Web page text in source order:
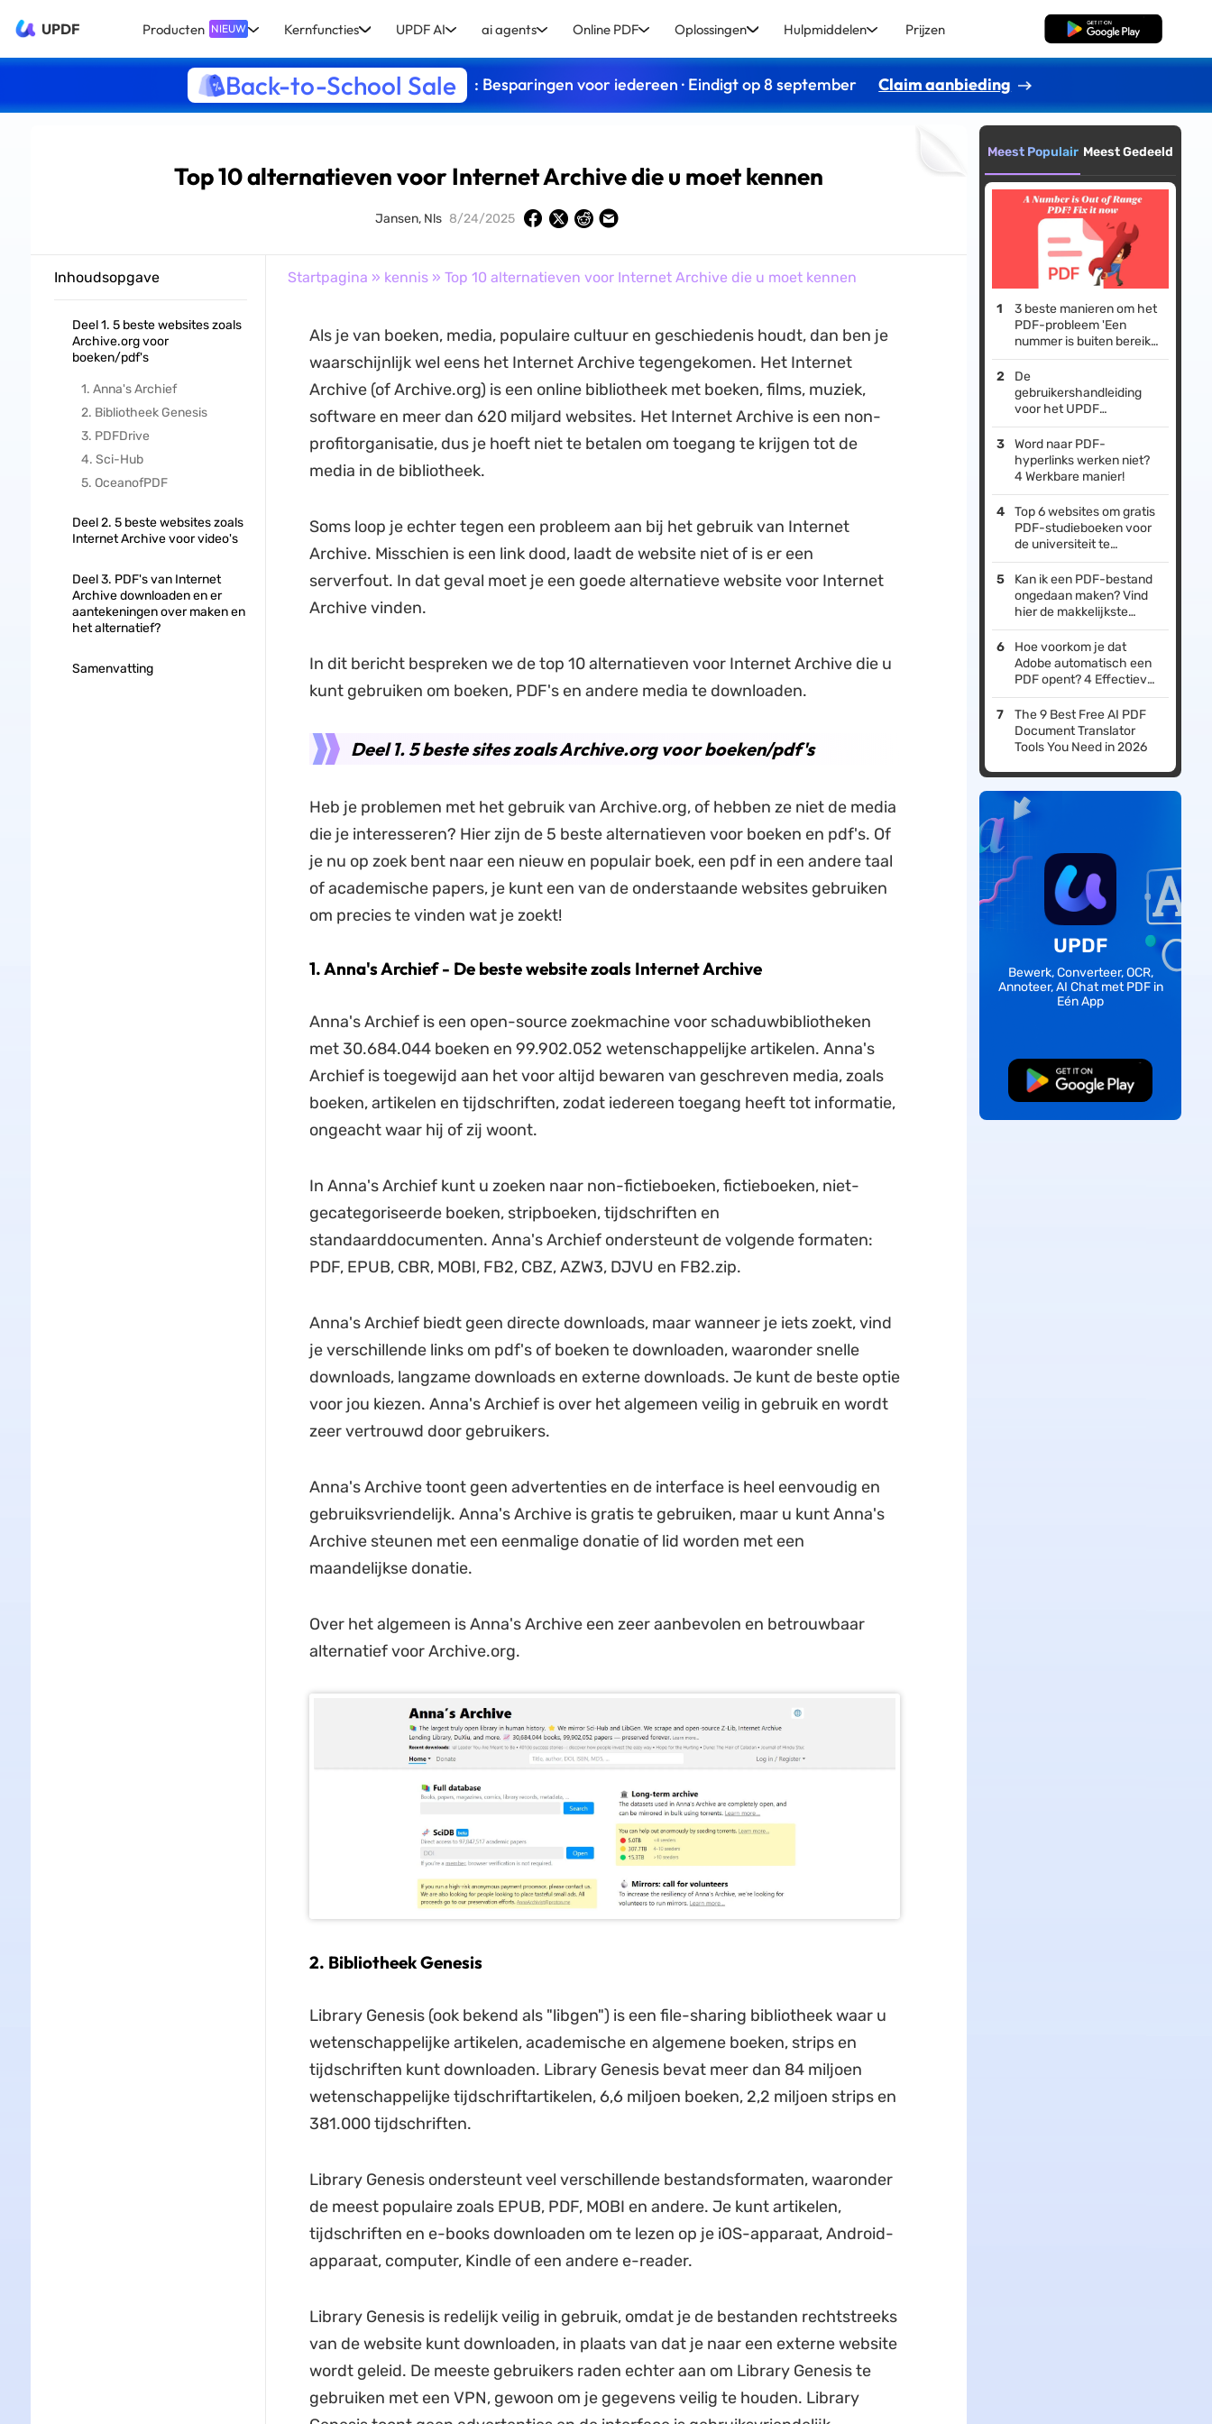
UPDF Producten NIEUW Kernfuncties UPDF AI ai agents Online PDF Oplossingen Hulpmiddelen Prijzen Gratis Download
Back-to-School Sale : Besparingen voor iedereen · Eindigt op 8 september Claim aanbieding
Top 10 alternatieven voor Internet Archive die u moet kennen
Jansen, Nls 8/24/2025
Inhoudsopgave
Deel 1. 5 beste websites zoals
Archive.org voor
boeken/pdf's
1. Anna's Archief
2. Bibliotheek Genesis
3. PDFDrive
4. Sci-Hub
5. OceanofPDF
Deel 2. 5 beste websites zoals
Internet Archive voor video's
Deel 3. PDF's van Internet
Archive downloaden en er
aantekeningen over maken en
het alternatief?
Samenvatting
Startpagina » kennis» Top 10 alternatieven voor Internet Archive die u moet kennen
Als je van boeken, media, populaire cultuur en geschiedenis houdt, dan ben je
waarschijnlijk wel eens het Internet Archive tegengekomen. Het Internet
Archive (of Archive.org) is een online bibliotheek met boeken, films, muziek,
software en meer dan 620 miljard websites. Het Internet Archive is een non-
profitorganisatie, dus je hoeft niet te betalen om toegang te krijgen tot de
media in de bibliotheek.
Soms loop je echter tegen een probleem aan bij het gebruik van Internet
Archive. Misschien is een link dood, laadt de website niet of is er een
serverfout. In dat geval moet je een goede alternatieve website voor Internet
Archive vinden.
In dit bericht bespreken we de top 10 alternatieven voor Internet Archive die u
kunt gebruiken om boeken, PDF's en andere media te downloaden.
Deel 1. 5 beste sites zoals Archive.org voor boeken/pdf's
Heb je problemen met het gebruik van Archive.org, of hebben ze niet de media
die je interesseren? Hier zijn de 5 beste alternatieven voor boeken en pdf's. Of
je nu op zoek bent naar een nieuw en populair boek, een pdf in een andere taal
of academische papers, je kunt een van de onderstaande websites gebruiken
om precies te vinden wat je zoekt!
1. Anna's Archief - De beste website zoals Internet Archive
Anna's Archief is een open-source zoekmachine voor schaduwbibliotheken
met 30.684.044 boeken en 99.902.052 wetenschappelijke artikelen. Anna's
Archief is toegewijd aan het voor altijd bewaren van geschreven media, zoals
boeken, artikelen en tijdschriften, zodat iedereen toegang heeft tot informatie,
ongeacht waar hij of zij woont.
In Anna's Archief kunt u zoeken naar non-fictieboeken, fictieboeken, niet-
gecategoriseerde boeken, stripboeken, tijdschriften en
standaarddocumenten. Anna's Archief ondersteunt de volgende formaten:
PDF, EPUB, CBR, MOBI, FB2, CBZ, AZW3, DJVU en FB2.zip.
Anna's Archief biedt geen directe downloads, maar wanneer je iets zoekt, vind
je verschillende links om pdf's of boeken te downloaden, waaronder snelle
downloads, langzame downloads en externe downloads. Je kunt de beste optie
voor jou kiezen. Anna's Archief is over het algemeen veilig in gebruik en wordt
zeer vertrouwd door gebruikers.
Anna's Archive toont geen advertenties en de interface is heel eenvoudig en
gebruiksvriendelijk. Anna's Archive is gratis te gebruiken, maar u kunt Anna's
Archive steunen met een eenmalige donatie of lid worden met een
maandelijkse donatie.
Over het algemeen is Anna's Archive een zeer aanbevolen en betrouwbaar
alternatief voor Archive.org.
2. Bibliotheek Genesis
Library Genesis (ook bekend als "libgen") is een file-sharing bibliotheek waar u
wetenschappelijke artikelen, academische en algemene boeken, strips en
tijdschriften kunt downloaden. Library Genesis bevat meer dan 84 miljoen
wetenschappelijke tijdschriftartikelen, 6,6 miljoen boeken, 2,2 miljoen strips en
381.000 tijdschriften.
Library Genesis ondersteunt veel verschillende bestandsformaten, waaronder
de meest populaire zoals EPUB, PDF, MOBI en andere. Je kunt artikelen,
tijdschriften en e-books downloaden om te lezen op je iOS-apparaat, Android-
apparaat, computer, Kindle of een andere e-reader.
Library Genesis is redelijk veilig in gebruik, omdat je de bestanden rechtstreeks
van de website kunt downloaden, in plaats van dat je naar een externe website
wordt geleid. De meeste gebruikers raden echter aan om Library Genesis te
gebruiken met een VPN, gewoon om je gegevens veilig te houden. Library
Meest Populair Meest Gedeeld
3 beste manieren om het
PDF-probleem 'Een
nummer is buiten bereik'
op te lossen
De
gebruikershandleiding
voor het UPDF
Enterprise Plan
Word naar PDF-
hyperlinks werken niet?
4 Werkbare manier!
Top 6 websites om gratis
PDF-studieboeken voor
de universiteit te
downloaden
Kan ik een PDF-bestand
ongedaan maken? Vind
hier de makkelijkste
manier.
Hoe voorkom je dat
Adobe automatisch een
PDF opent? 4 Effectieve
Manieren
The 9 Best Free AI PDF
Document Translator
Tools You Need in 2026
UPDF
Bewerk, Converteer, OCR,
Annoteer, AI Chat met PDF in
Eén App
Gratis Download